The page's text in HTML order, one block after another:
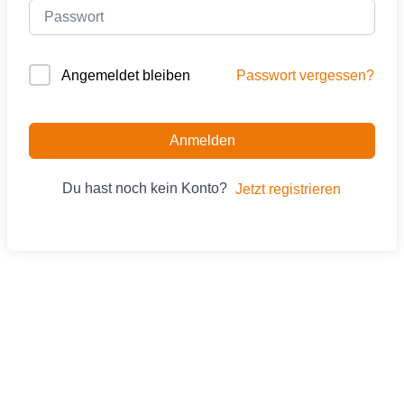
Angemeldet bleiben Passwort vergessen?
Anmelden
Du hast noch kein Konto? Jetzt registrieren